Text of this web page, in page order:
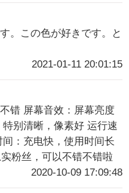
。この色が好きです。と
2021-01-11 20:01:15
错 屏幕音效：屏幕亮度
别清晰，像素好 运行速
：充电快，使用时间长
粉丝，可以不错不错啦
2020-10-09 17:09:48